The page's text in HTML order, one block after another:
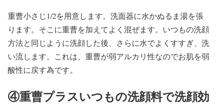
重曹小さじ1/2を用意します。洗面器に水かぬるま湯を張
ります。そこに重曹を加えてよく混ぜます。いつもの洗顔
方法と同じように洗顔した後、さらに水でよくすすぎ、洗
い流します。これは、重曹が弱アルカリ性なのでお肌を弱
酸性に戻す為です。
④重曹プラスいつもの洗顔料で洗顔効